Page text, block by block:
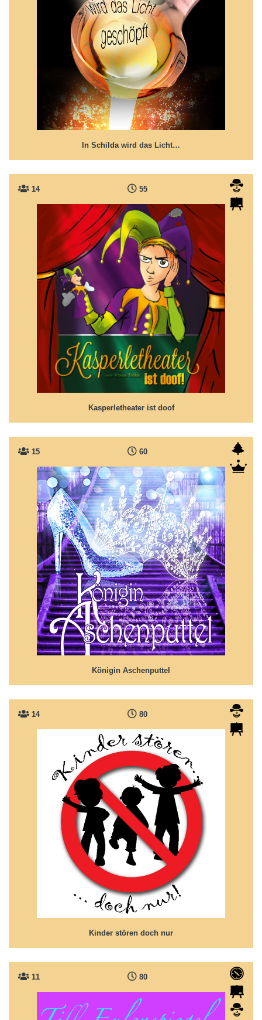
In Schilda wird das Licht…
In Schilda wird das Licht geschöpft!
Neues von den Schildbürgern: Wie man Licht ins
Dunkel bringt!
14 55
Kasperletheater ist doof
Kasperletheater ist doof
Eine kurze Geschichte rund um's Kasperletheater
15 60
Königin Aschenputtel
Königin Aschenputtel
Was wäre, wenn das Grimm-Märchen Aschenputtel eine
zweite Folge hätte!?
14 80
Kinder stören doch nur
Kinder stören doch nur
Neues von den Schildbürgern ...
11 80